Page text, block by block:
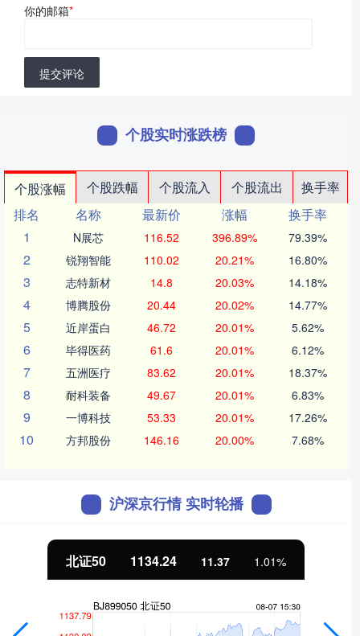
你的邮箱*
提交评论
个股实时涨跌榜
个股涨幅 个股跌幅 个股流入 个股流出
换手率
排名
名称 最新价 涨幅
换手率
1
N展芯 116.52 396.89% 79.39%
2 锐翔智能 110.02 20.21% 16.80%
3 志特新材 14.8 20.03% 14.18%
4 博腾股份 20.44 20.02% 14.77%
5 近岸蛋白 46.72 20.01% 5.62%
6 毕得医药 61.6 20.01% 6.12%
7 五洲医疗 83.62 20.01% 18.37%
8 耐科装备 49.67 20.01% 6.83%
9 一博科技 53.33 20.01% 17.26%
10 方邦股份 146.16 20.00% 7.68%
沪深京行情 实时轮播
北证50 1134.24 11.37 1.01%